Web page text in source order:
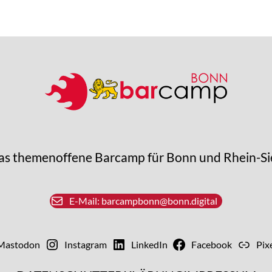
themenoffene Barcamp für Bonn und Rhein-
E-Mail: barcampbonn@bonn.digital
Instagram LinkedIn Facebook